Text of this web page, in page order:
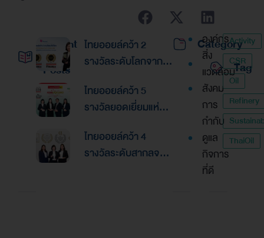
Recent
Posts
ไทยออยล์คว้า 2
รางวัลระดับโลกจาก
Finance Awards
2026ตอกย้ำความเป็น
เลิศด้านการบริหาร
การเงินและการระดม
ทุน
ไทยออยล์คว้า 5
รางวัลยอดเยี่ยมแห่ง
รางวัล “Asian
Excellence Award
ไทยออยล์คว้า 4
รางวัลระดับสากลจาก
Category
องค์กร
สิ่ง
แวดล้อม
สังคม
การ
กำกับ
ดูแล
กิจการ
ที่ดี
Tag
Activity
CSR
Oil
Refinery
ThaiOil